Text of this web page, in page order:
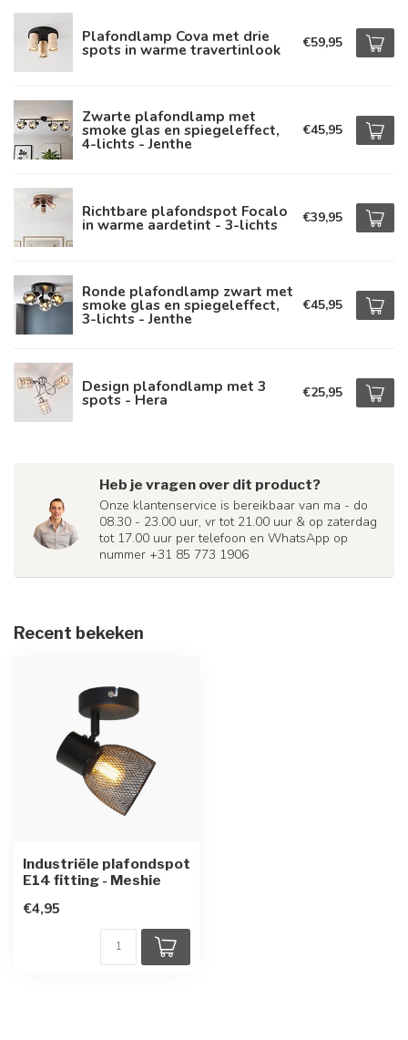
Plafondlamp Cova met drie
spots in warme travertinlook €59,95
Zwarte plafondlamp met
smoke glas en spiegeleffect,
4-lichts - Jenthe
€45,95
Richtbare plafondspot Focalo
in warme aardetint - 3-lichts €39,95
Ronde plafondlamp zwart met
smoke glas en spiegeleffect,
3-lichts - Jenthe
€45,95
Design plafondlamp met 3
spots - Hera €25,95
Heb je vragen over dit product?
Onze klantenservice is bereikbaar van ma - do
08.30 - 23.00 uur, vr tot 21.00 uur & op zaterdag
tot 17.00 uur per telefoon en WhatsApp op
nummer +31 85 773 1906
Recent bekeken
Industriële plafondspot
E14 fitting - Meshie
€4,95